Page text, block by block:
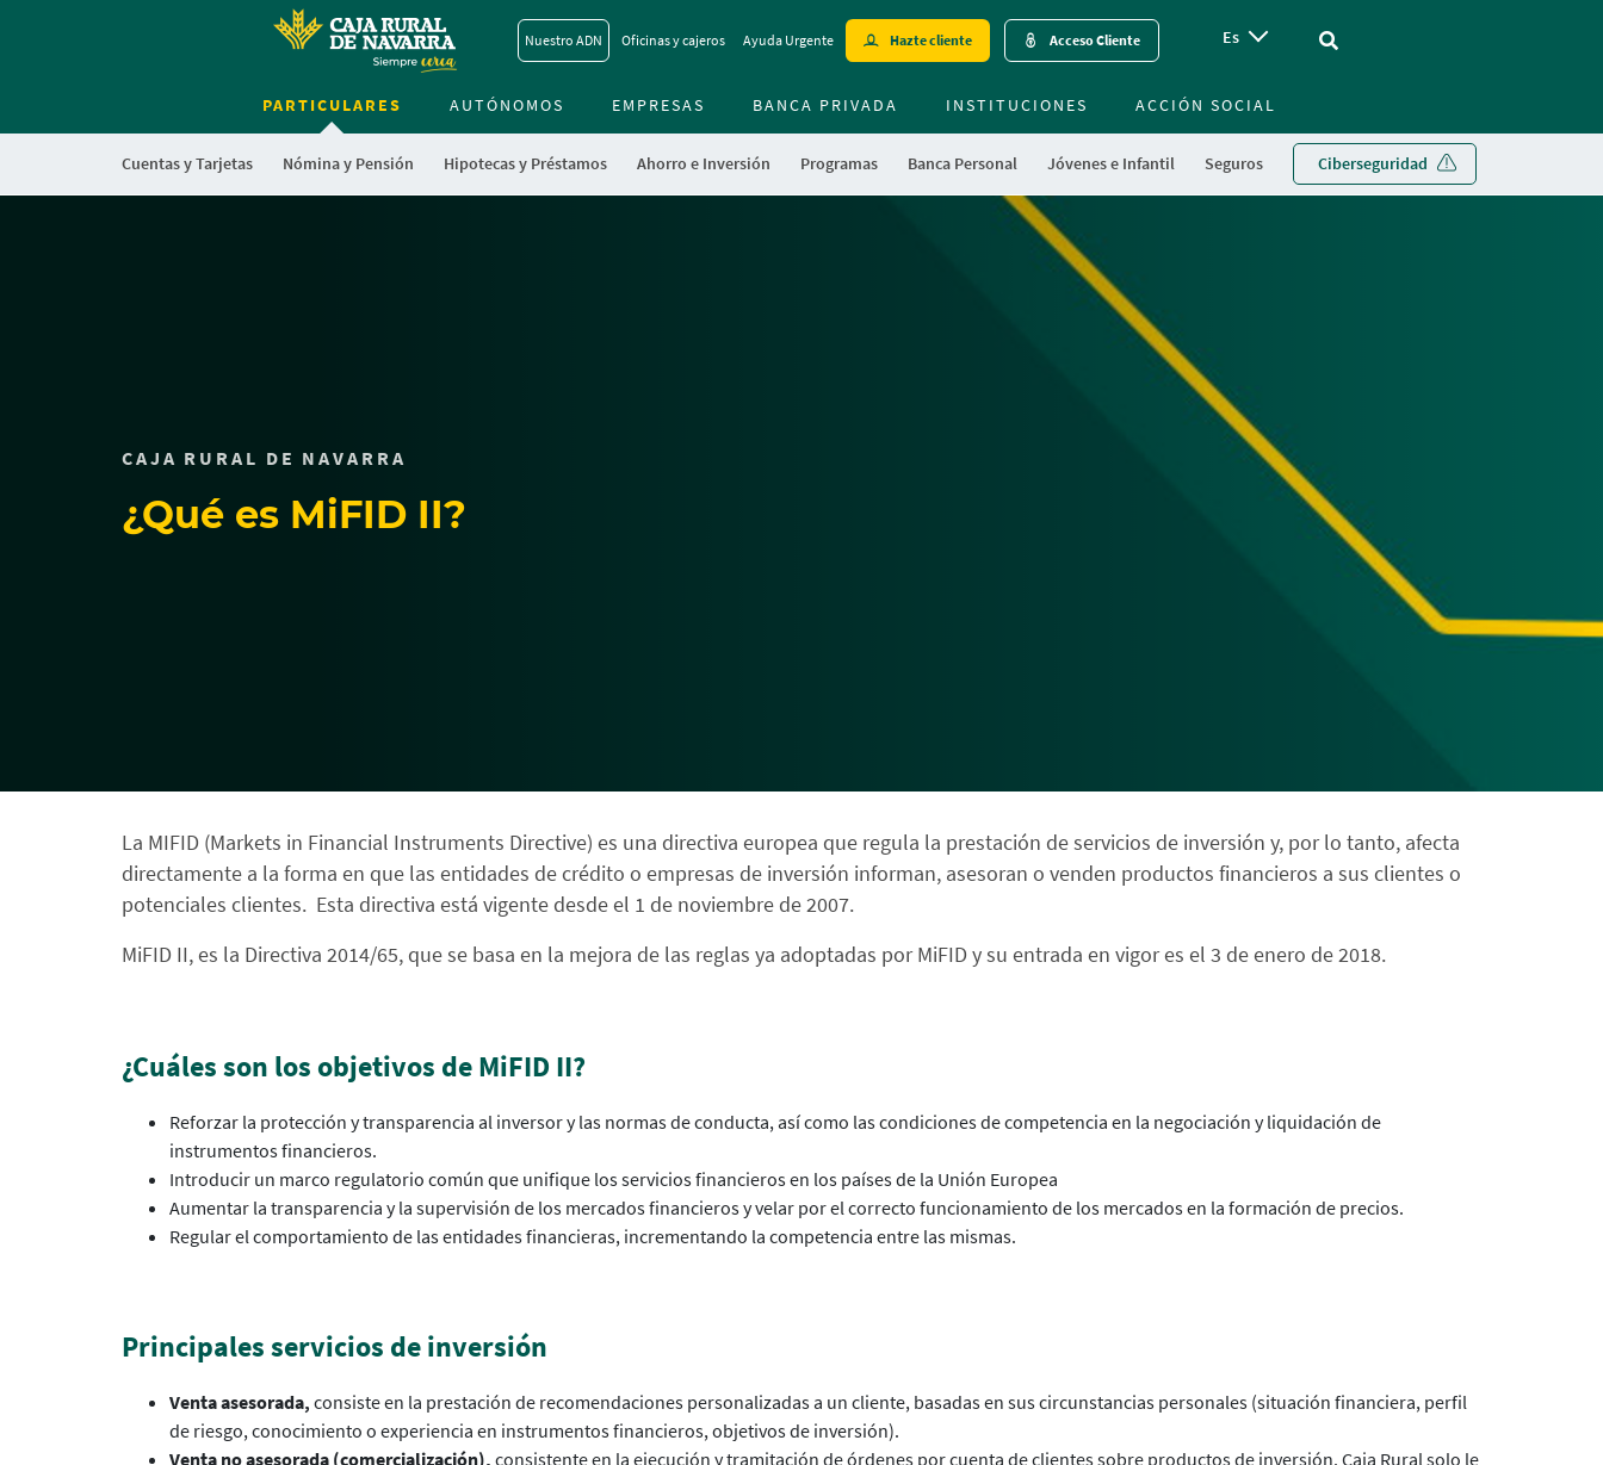
to
contentt
Nuestro ADN Oficinas y cajeros Ayuda Urgente Hazte cliente Acceso Cliente Es Vinculo - Buscar en la web
PARTICULARES
Cuentas y Tarjetas Nómina y Pensión Hipotecas y Préstamos Ahorro e Inversión Programas Banca Personal Jóvenes e Infantil Seguros Ciberseguridad
AUTÓNOMOS EMPRESAS BANCA PRIVADA INSTITUCIONES ACCIÓN SOCIAL
CAJA RURAL DE NAVARRA
¿Qué es MiFID II?
La MIFID (Markets in Financial Instruments Directive) es una directiva europea que regula la prestación de servicios de inversión y, por lo tanto, afecta
directamente a la forma en que las entidades de crédito o empresas de inversión informan, asesoran o venden productos financieros a sus clientes o
potenciales clientes. Esta directiva está vigente desde el 1 de noviembre de 2007.
MiFID II, es la Directiva 2014/65, que se basa en la mejora de las reglas ya adoptadas por MiFID y su entrada en vigor es el 3 de enero de 2018.
¿Cuáles son los objetivos de MiFID II?
Reforzar la protección y transparencia al inversor y las normas de conducta, así como las condiciones de competencia en la negociación y liquidación de
instrumentos financieros.
Introducir un marco regulatorio común que unifique los servicios financieros en los países de la Unión Europea
Aumentar la transparencia y la supervisión de los mercados financieros y velar por el correcto funcionamiento de los mercados en la formación de precios.
Regular el comportamiento de las entidades financieras, incrementando la competencia entre las mismas.
Principales servicios de inversión
Venta asesorada, consiste en la prestación de recomendaciones personalizadas a un cliente, basadas en sus circunstancias personales (situación financiera, perfil
de riesgo, conocimiento o experiencia en instrumentos financieros, objetivos de inversión).
Venta no asesorada (comercialización), consistente en la ejecución y tramitación de órdenes por cuenta de clientes sobre productos de inversión. Caja Rural solo le